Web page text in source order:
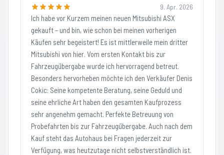
9. Apr. 2026
Ich habe vor Kurzem meinen neuen Mitsubishi ASX
gekauft – und bin, wie schon bei meinen vorherigen
Käufen sehr begeistert! Es ist mittlerweile mein dritter
Mitsubishi von hier. Vom ersten Kontakt bis zur
Fahrzeugübergabe wurde ich hervorragend betreut.
Besonders hervorheben möchte ich den Verkäufer Denis
Cokic: Seine kompetente Beratung, seine Geduld und
seine ehrliche Art haben den gesamten Kaufprozess
sehr angenehm gemacht. Perfekte Betreuung von
Probefahrten bis zur Fahrzeugübergabe. Auch nach dem
Kauf steht das Autohaus bei Fragen jederzeit zur
Verfügung, was heutzutage nicht selbstverständlich ist.